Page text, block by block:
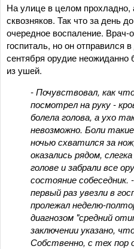
На улице в целом прохладно,
сквозняков. Так что за день
очередное воспаление. Врач-
госпиталь, но он отправился
сентября орудие неожиданно
из ушей.
- Почувствовал, как
посмотрел на руку -
болела голова, а ухо
невозможно. Боли
ночью схватился за
оказались рядом,
голове и забрали все
состояние собеседник.
первый раз увезли в
пролежал неделю-
диагнозом "средний
заключении указано,
Собственно, с тех пор